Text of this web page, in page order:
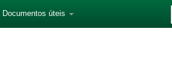
Documentos úteis